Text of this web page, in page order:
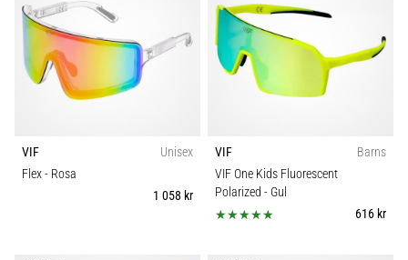
nya
Nike
Phantom
fotbollsskorna
kontroll
och
VIF
Unisex
Flex- Rosa
1 058 kr
VIF
Barns
VIF One Kids Fluorescent
Polarized - Gul
616 kr